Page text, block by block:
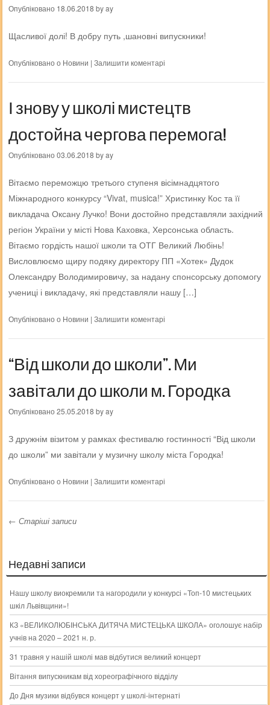
Опубліковано 18.06.2018 byay
Щасливої долі! В добру путь ,шановні випускники!
Опубліковано о Новини | Залишити коментарі
І знову у школі мистецтв
достойна чергова перемога!
Опубліковано 03.06.2018 byay
Вітаємо переможцю третього ступеня вісімнадцятого
Міжнародного конкурсу “Vivat, musica!” Христинку Кос та її
викладача Оксану Лучко! Вони достойно представляли західний
регіон України у місті Нова Каховка, Херсонська область.
Вітаємо гордість нашої школи та ОТГ Великий Любінь!
Висловлюємо щиру подяку директору ПП «Хотек» Дудок
Олександру Володимировичу, за надану спонсорську допомогу
учениці і викладачу, які представляли нашу […]
Опубліковано о Новини | Залишити коментарі
“Від школи до школи”. Ми
завітали до школи м. Городка
Опубліковано 25.05.2018 byay
З дружнім візитом у рамках фестивалю гостинності “Від школи
до школи” ми завітали у музичну школу міста Городка!
Опубліковано о Новини | Залишити коментарі
← Старіші записи
Недавні записи
Нашу школу виокремили та нагородили у конкурсі «Топ-10 мистецьких
шкіл Львівщини»!
КЗ «ВЕЛИКОЛЮБІНСЬКА ДИТЯЧА МИСТЕЦЬКА ШКОЛА» оголошує набір
учнів на 2020 – 2021 н. р.
31 травня у нашій школі мав відбутися великий концерт
Вітання випускникам від хореографічного відділу
До Дня музики відбувся концерт у школі-інтернаті